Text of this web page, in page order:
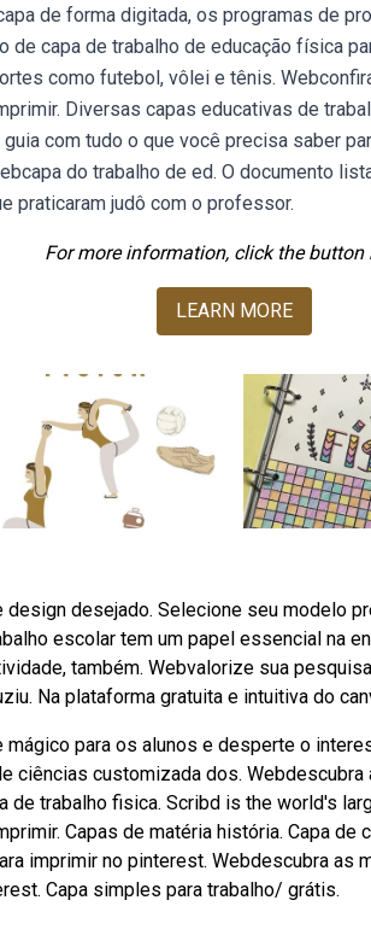
de forma digitada, os programas de
de capa de trabalho de educação física
como futebol, vôlei e tênis.
Diversas capas educativas de
com tudo o que você precisa saber
do trabalho de ed. O documento
praticaram judô com o professor.
For more information, click the button
LEARN MORE
design desejado. Selecione seu modelo
escolar tem um papel essencial na
também. Webvalorize sua
Na plataforma gratuita e intuitiva do
mágico para os alunos e desperte o
ciências customizada dos.
de trabalho fisica. Scribd is the world's
Capas de matéria história. Capa
imprimir no pinterest. Webdescubra as
Capa simples para trabalho/ grátis.